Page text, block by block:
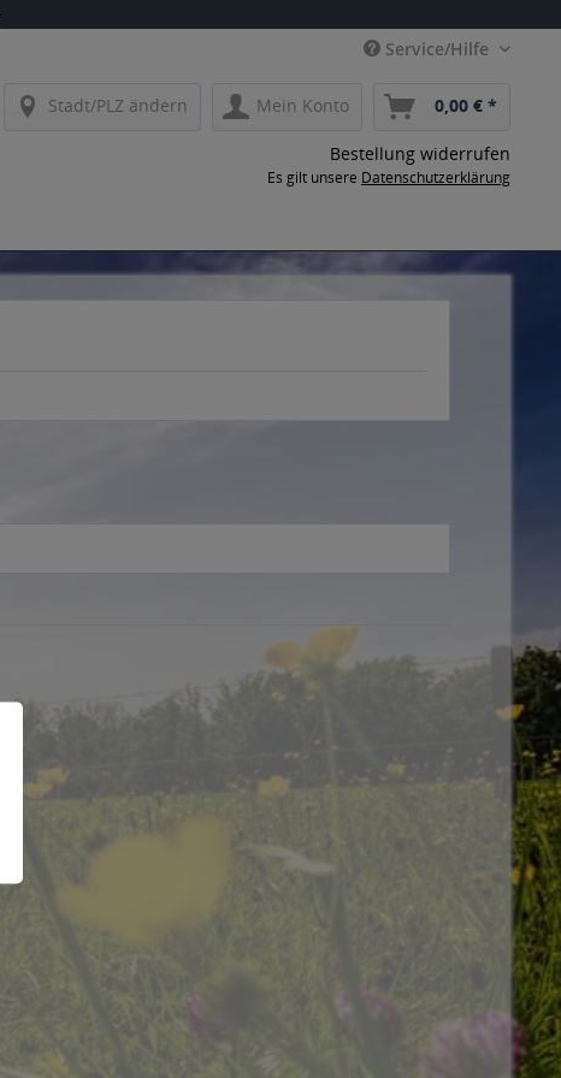
Service/Hilfe
Stadt/PLZ ändern Mein Konto 0,00 € *
Bestellung widerrufen
Es gilt unsere Datenschutzerklärung